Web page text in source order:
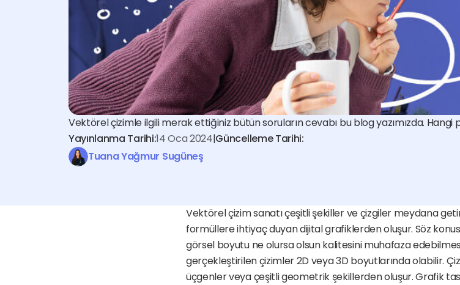
Vektörel çizimle ilgili merak ettiğiniz bütün soruların cevabı bu blog yazımızda. Hangi
Yayınlanma Tarihi:14 Oca 2024|Güncelleme Tarihi:
Tuana Yağmur Sugüneş
Vektörel çizim sanatı çeşitli şekiller ve çizgiler meydana
formüllere ihtiyaç duyan dijital grafiklerden oluşur. Söz
görsel boyutu ne olursa olsun kalitesini muhafaza
gerçekleştirilen çizimler 2D veya 3D boyutlarında olabilir.
üçgenler veya çeşitli geometrik şekillerden oluşur. Grafik